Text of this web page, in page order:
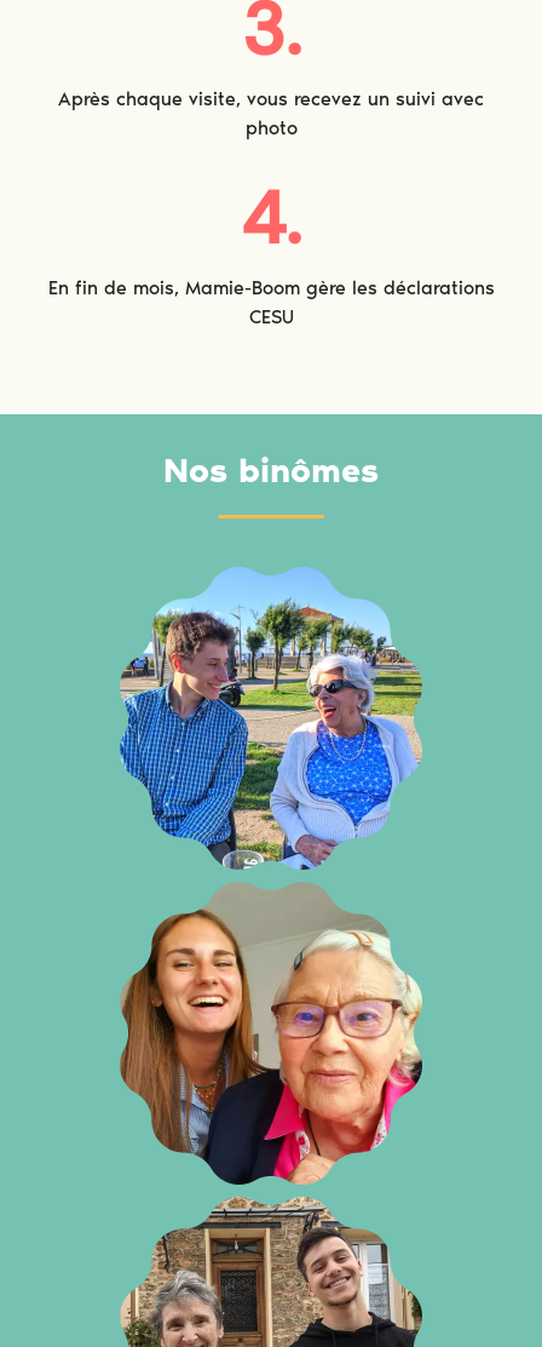
3.
Après chaque visite, vous recevez un suivi avec
photo
4.
En fin de mois, Mamie-Boom gère les déclarations
CESU
Nos binômes